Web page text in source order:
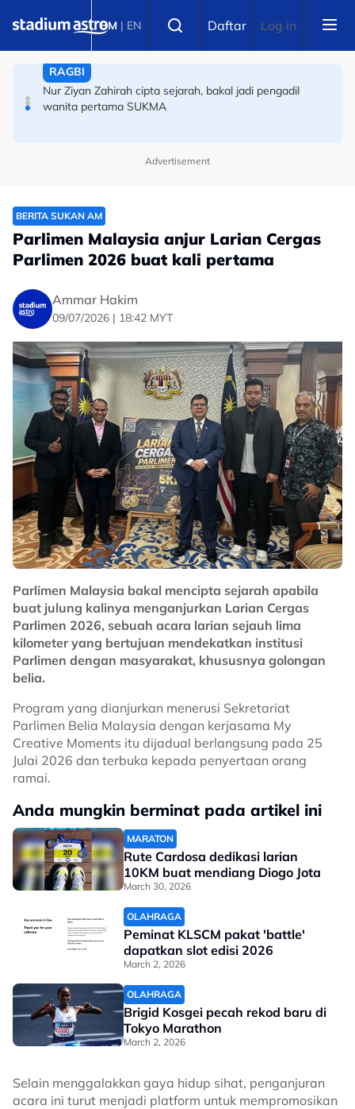
BM | EN Daftar Log in
TERKINI: Bapa Messi meninggal dunia
RAGBI
Nur Ziyan Zahirah cipta sejarah, bakal jadi pengadil
wanita pertama SUKMA
Advertisement
BERITA SUKAN AM
Parlimen Malaysia anjur Larian Cergas
Parlimen 2026 buat kali pertama
Ammar Hakim
09/07/2026 | 18:42 MYT
Parlimen Malaysia bakal mencipta sejarah apabila
buat julung kalinya menganjurkan Larian Cergas
Parlimen 2026, sebuah acara larian sejauh lima
kilometer yang bertujuan mendekatkan institusi
Parlimen dengan masyarakat, khususnya golongan
belia.
Program yang dianjurkan menerusi Sekretariat
Parlimen Belia Malaysia dengan kerjasama My
Creative Moments itu dijadual berlangsung pada 25
Julai 2026 dan terbuka kepada penyertaan orang
ramai.
Anda mungkin berminat pada artikel ini
MARATON
Rute Cardosa dedikasi larian
10KM buat mendiang Diogo Jota
March 30, 2026
OLAHRAGA
Peminat KLSCM pakat 'battle'
dapatkan slot edisi 2026
March 2, 2026
OLAHRAGA
Brigid Kosgei pecah rekod baru di
Tokyo Marathon
March 2, 2026
Selain menggalakkan gaya hidup sihat, penganjuran
acara ini turut menjadi platform untuk mempromosikan